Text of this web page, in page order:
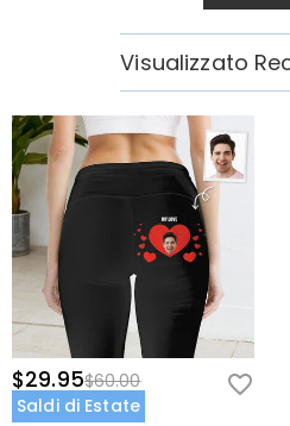
Visualizzato
$29.95$60.00
Saldi di Estate